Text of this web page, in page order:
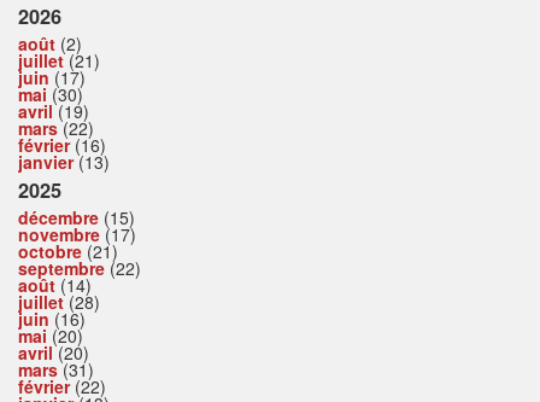
2026
août (2)
juillet(21)
juin (17)
mai (30)
avril(19)
mars(22)
février(16)
janvier(13)
2025
décembre (15)
novembre (17)
octobre (21)
septembre (22)
août (14)
juillet(28)
juin (16)
mai (20)
avril(20)
mars(31)
février(22)